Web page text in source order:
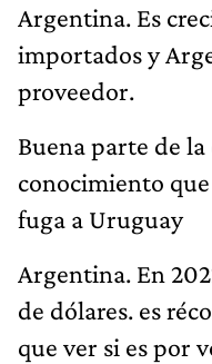
Argentina. Es
importados y
proveedor.
Buena parte de
conocimiento
fuga a Uruguay
Argentina. En
de dólares. es
que ver si es por